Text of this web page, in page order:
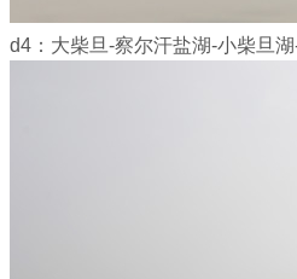
d4：大柴旦-察尔汗盐湖-小柴旦